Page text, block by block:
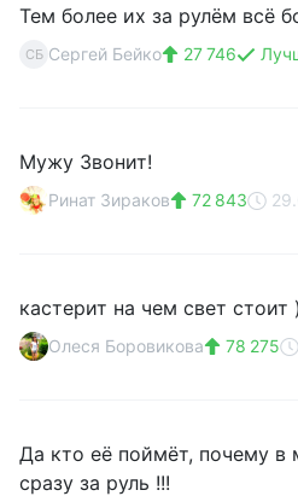
Тем более их за рулём всё
СБ Сергей Бейко 27 746
Мужу Звонит!
Ринат Зираков 72 843
кастерит на чем свет стоит
Олеся Боровикова 78 275
Да кто её поймёт, почему в
сразу за руль !!!